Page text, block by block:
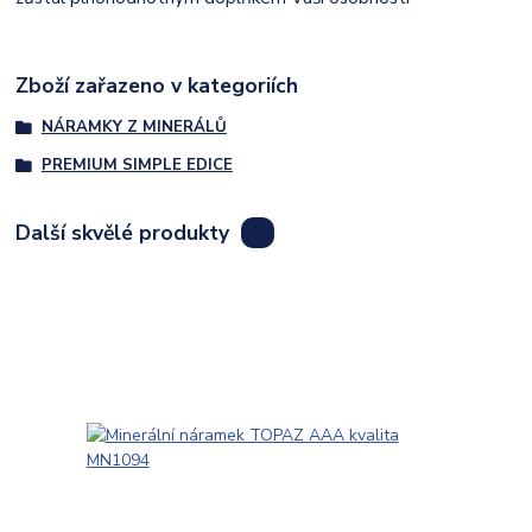
Zboží zařazeno v kategoriích
NÁRAMKY Z MINERÁLŮ
PREMIUM SIMPLE EDICE
Další skvělé produkty